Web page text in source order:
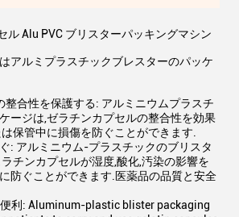
ル Alu PVC ブリスターパッキングマシン
アルミプラスチックブレスターのパッケ
整合性を保護する: アルミニウムプラスチ
ージは,ゼラチンカプセルの整合性を効果
保管中に損傷を防ぐことができます.
: アルミニウム-プラスチックのブリスタ
チンカプセルが湿度,酸化,汚染の影響を
防ぐことができます.医薬品の品質と安全
利: Aluminum-plastic blister packaging